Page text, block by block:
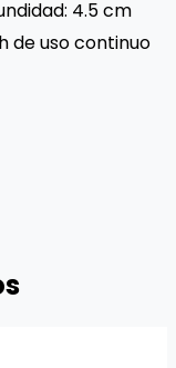
4.5 cm
de uso continuo